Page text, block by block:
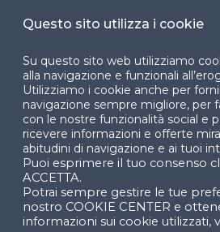
Facebook
YouTube X
Questo sito utilizza i cookie
Su questo sito web utilizziamo
alla navigazione e funzionali
Utilizziamo i cookie anche per
navigazione sempre migliore, per
con le nostre funzionalità social e
ricevere informazioni e offerte
abitudini di navigazione e ai tuoi
Puoi esprimere il tuo consenso
ACCETTA.
Potrai sempre gestire le tue
nostro COOKIE CENTER e
informazioni sui cookie utilizzati,